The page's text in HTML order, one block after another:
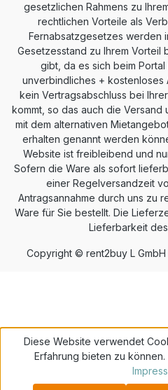
gesetzlichen Rahmens zu
rechtlichen Vorteile als
Fernabsatzgesetzes werden
Gesetzesstand zu Ihrem Vorteil
gibt, da es sich beim
unverbindliches + kostenloses
kein Vertragsabschluss bei
kommt, so das auch die Versand
mit dem alternativen
erhalten genannt werden
Website ist freibleibend und
Sofern die Ware als sofort
einer Regelversandzeit
Antragsannahme durch uns zu
Ware für Sie bestellt. Die
Lieferbarkeit
Copyright © rent2buy L
Diese Website verwendet
Erfahrung bieten zu können.